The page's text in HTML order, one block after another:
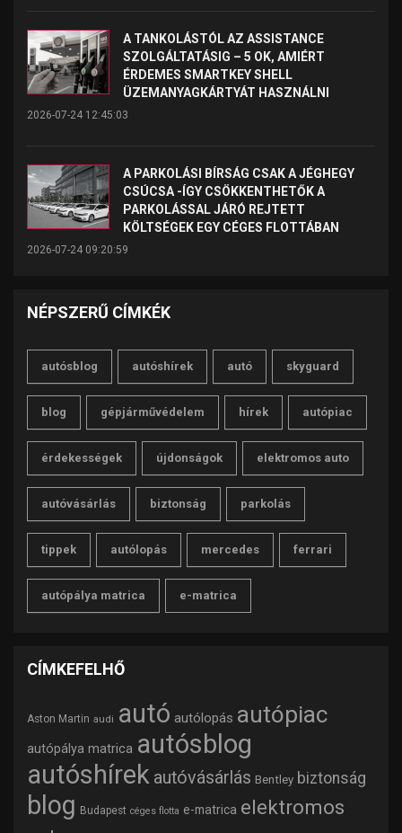
A TANKOLÁSTÓL AZ ASSISTANCE
SZOLGÁLTATÁSIG – 5 OK, AMIÉRT
ÉRDEMES SMARTKEY SHELL
ÜZEMANYAGKÁRTYÁT HASZNÁLNI
2026-07-24 12:45:03
A PARKOLÁSI BÍRSÁG CSAK A JÉGHEGY
CSÚCSA -ÍGY CSÖKKENTHETŐK A
PARKOLÁSSAL JÁRÓ REJTETT
KÖLTSÉGEK EGY CÉGES FLOTTÁBAN
2026-07-24 09:20:59
NÉPSZERŰ CÍMKÉK
autósblog autóshírek autó skyguard
blog gépjárművédelem hírek autópiac
érdekességek újdonságok elektromos auto
autóvásárlás biztonság parkolás
tippek autólopás mercedes ferrari
autópálya matrica e-matrica
CÍMKEFELHŐ
Aston Martin audi autó autólopás autópiac
autópálya matrica autósblog
autóshírek autóvásárlás Bentley biztonság
blog Budapest céges flotta e-matrica elektromos